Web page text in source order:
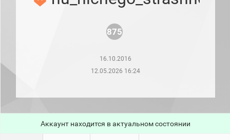
Топ
игроков
сессии)
Топ
875
16.10.2016
12.05.2026 16:24
Аккаунт находится в актуальном состоянии